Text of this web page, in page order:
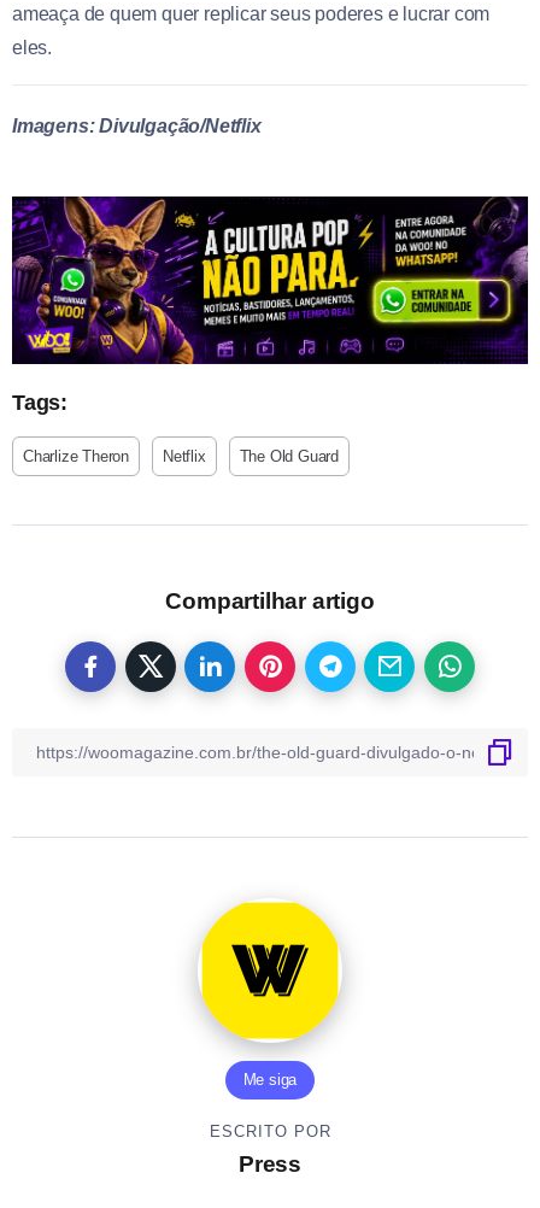
ameaça de quem quer replicar seus poderes e lucrar com
eles.
Imagens: Divulgação/Netflix
Tags:
Charlize Theron Netflix The Old Guard
Compartilhar artigo
Me siga
ESCRITO POR
Press